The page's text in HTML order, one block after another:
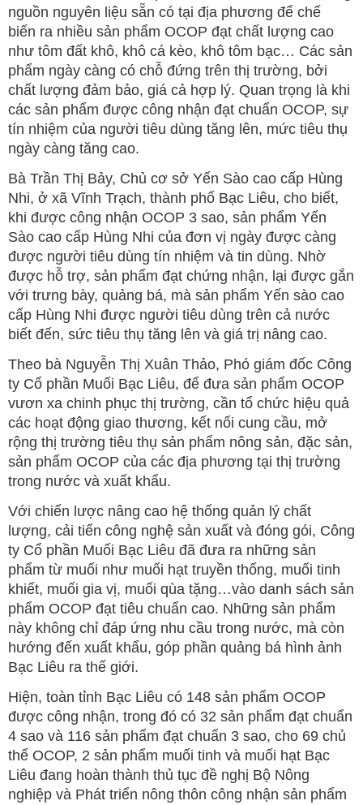
nguồn nguyên liệu sẵn có tại địa phương để chế
biến ra nhiều sản phẩm OCOP đạt chất lượng cao
như tôm đất khô, khô cá kèo, khô tôm bạc… Các sản
phẩm ngày càng có chỗ đứng trên thị trường, bởi
chất lượng đảm bảo, giá cả hợp lý. Quan trọng là khi
các sản phẩm được công nhận đạt chuẩn OCOP, sự
tín nhiệm của người tiêu dùng tăng lên, mức tiêu thụ
ngày càng tăng cao.
Bà Trần Thị Bảy, Chủ cơ sở Yến Sào cao cấp Hùng
Nhi, ở xã Vĩnh Trạch, thành phố Bạc Liêu, cho biết,
khi được công nhận OCOP 3 sao, sản phẩm Yến
Sào cao cấp Hùng Nhi của đơn vị ngày được càng
được người tiêu dùng tín nhiệm và tin dùng. Nhờ
được hỗ trợ, sản phẩm đạt chứng nhận, lại được gắn
với trưng bày, quảng bá, mà sản phẩm Yến sào cao
cấp Hùng Nhi được người tiêu dùng trên cả nước
biết đến, sức tiêu thụ tăng lên và giá trị nâng cao.
Theo bà Nguyễn Thị Xuân Thảo, Phó giám đốc Công
ty Cổ phần Muối Bạc Liêu, để đưa sản phẩm OCOP
vươn xa chinh phục thị trường, cần tổ chức hiệu quả
các hoạt động giao thương, kết nối cung cầu, mở
rộng thị trường tiêu thụ sản phẩm nông sản, đặc sản,
sản phẩm OCOP của các địa phương tại thị trường
trong nước và xuất khẩu.
Với chiến lược nâng cao hệ thống quản lý chất
lượng, cải tiến công nghệ sản xuất và đóng gói, Công
ty Cổ phần Muối Bạc Liêu đã đưa ra những sản
phẩm từ muối như muối hạt truyền thống, muối tinh
khiết, muối gia vị, muối qùa tặng…vào danh sách sản
phẩm OCOP đạt tiêu chuẩn cao. Những sản phẩm
này không chỉ đáp ứng nhu cầu trong nước, mà còn
hướng đến xuất khẩu, góp phần quảng bá hình ảnh
Bạc Liêu ra thế giới.
Hiện, toàn tỉnh Bạc Liêu có 148 sản phẩm OCOP
được công nhận, trong đó có 32 sản phẩm đạt chuẩn
4 sao và 116 sản phẩm đạt chuẩn 3 sao, cho 69 chủ
thể OCOP, 2 sản phẩm muối tinh và muối hạt Bạc
Liêu đang hoàn thành thủ tục đề nghị Bộ Nông
nghiệp và Phát triển nông thôn công nhận sản phẩm